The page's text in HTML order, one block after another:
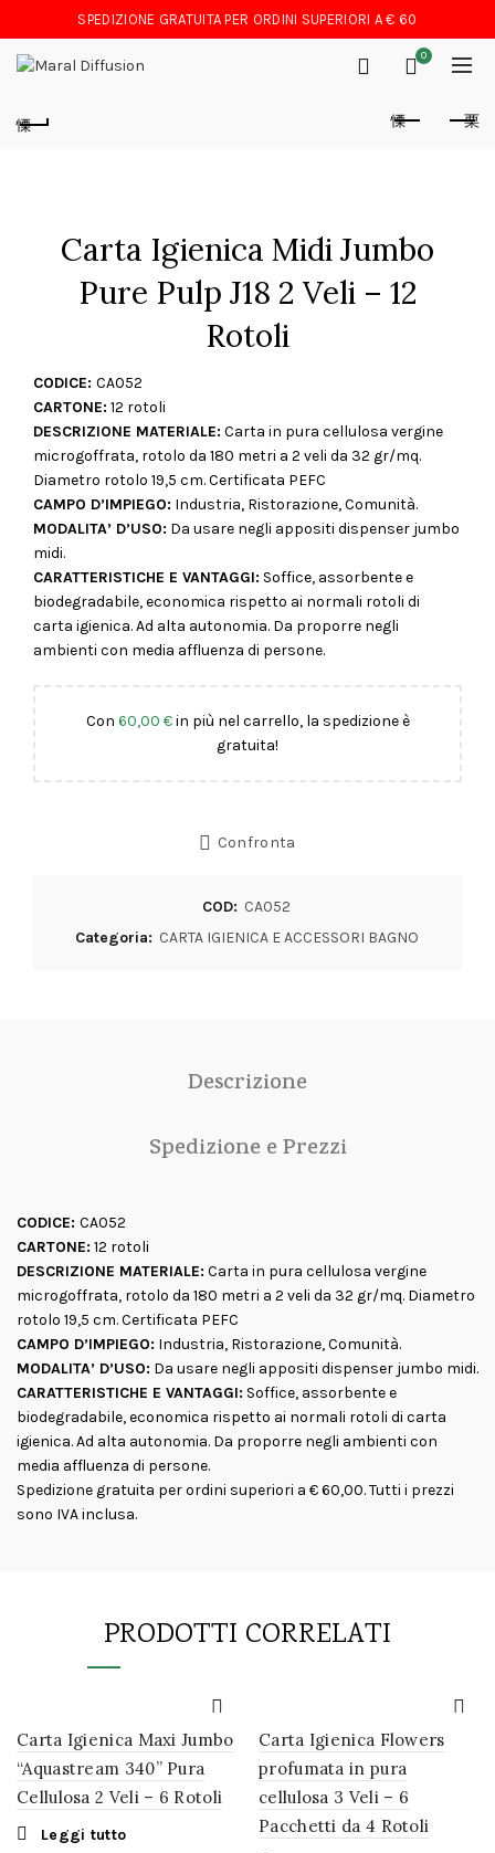
SPEDIZIONE GRATUITA PER ORDINI SUPERIORI A € 60
0
Carta Igienica Midi Jumbo
Pure Pulp J18 2 Veli – 12
Rotoli
CODICE: CA052
CARTONE: 12 rotoli
DESCRIZIONE MATERIALE: Carta in pura cellulosa vergine
microgoffrata, rotolo da 180 metri a 2 veli da 32 gr/mq.
Diametro rotolo 19,5 cm. Certificata PEFC
CAMPO D’IMPIEGO: Industria, Ristorazione, Comunità.
MODALITA’ D’USO: Da usare negli appositi dispenser jumbo
midi.
CARATTERISTICHE E VANTAGGI: Soffice, assorbente e
biodegradabile, economica rispetto ai normali rotoli di
carta igienica. Ad alta autonomia. Da proporre negli
ambienti con media affluenza di persone.
Con 60,00 €in più nel carrello, la spedizione è
gratuita!
Confronta
COD: CA052
Categoria: CARTA IGIENICA E ACCESSORI BAGNO
Descrizione
Spedizione e Prezzi
CODICE: CA052
CARTONE: 12 rotoli
DESCRIZIONE MATERIALE: Carta in pura cellulosa vergine
microgoffrata, rotolo da 180 metri a 2 veli da 32 gr/mq. Diametro
rotolo 19,5 cm. Certificata PEFC
CAMPO D’IMPIEGO: Industria, Ristorazione, Comunità.
MODALITA’ D’USO: Da usare negli appositi dispenser jumbo midi.
CARATTERISTICHE E VANTAGGI: Soffice, assorbente e
biodegradabile, economica rispetto ai normali rotoli di carta
igienica. Ad alta autonomia. Da proporre negli ambienti con
media affluenza di persone.
Spedizione gratuita per ordini superiori a € 60,00. Tutti i prezzi
sono IVA inclusa.
PRODOTTI CORRELATI
Carta Igienica Maxi Jumbo
“Aquastream 340” Pura
Cellulosa 2 Veli – 6 Rotoli
Leggi tutto
Carta Igienica Flowers
profumata in pura
cellulosa 3 Veli – 6
Pacchetti da 4 Rotoli